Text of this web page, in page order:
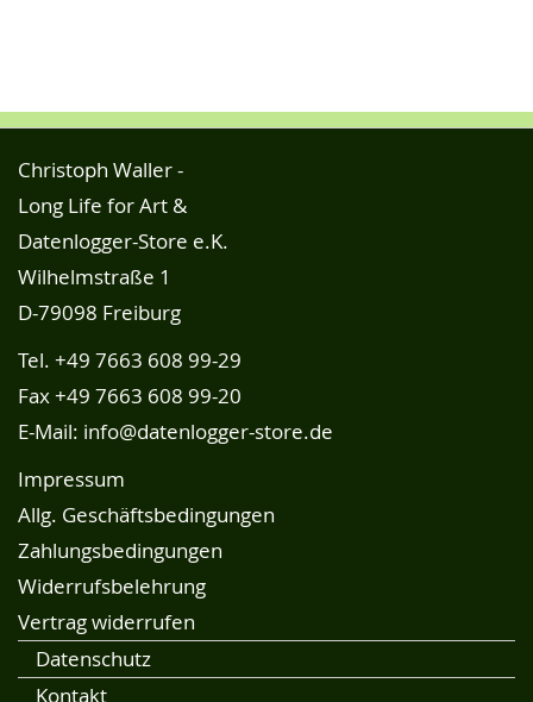
Christoph Waller -
Long Life for Art &
Datenlogger-Store e.K.
Wilhelmstraße 1
D-79098 Freiburg
Tel. +49 7663 608 99-29
Fax +49 7663 608 99-20
E-Mail: info@datenlogger-store.de
Impressum
Allg. Geschäftsbedingungen
Zahlungsbedingungen
Widerrufsbelehrung
Vertrag widerrufen
Datenschutz
Kontakt